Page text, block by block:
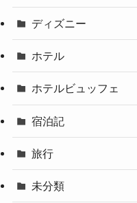
ディズニー
ホテル
ホテルビュッフェ
宿泊記
旅行
未分類